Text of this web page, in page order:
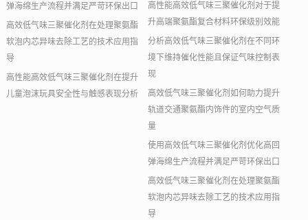
弹海绵生产流程并满足严苛环保出口
高效低气味三聚催化剂在处理聚氨酯
软泡内芯异味去除工艺的技术应用指
导
高性能高效低气味三聚催化剂在提升
儿童泡沫玩具安全性与触感表现分析
高性能高效低气味三聚催化剂对于提
升高端聚氨酯复合材料环保级别效能
分析高效低气味三聚催化剂在不同环
境下维持催化性能且保证气味控制表
现
高效低气味三聚催化剂如何助力提升
轨道交通聚氨酯内饰件的室内空气质
量
使用高效低气味三聚催化剂优化高回
弹海绵生产流程并满足严苛环保出口
高效低气味三聚催化剂在处理聚氨酯
软泡内芯异味去除工艺的技术应用指
导